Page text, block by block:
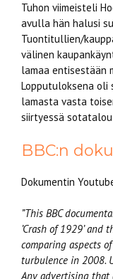
Tuhon viimeisteli
avulla hän halusi
Tuontitullien/
välinen
lamaa entisestään
Lopputuloksena oli
lamasta vasta
siirtyessä
BBC:n
Dokumentin
”This BBC
’Crash of 1929’ and
comparing aspects
turbulence in 2008.
Any advertising that